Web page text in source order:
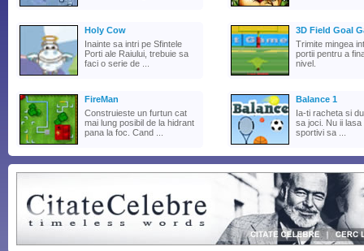
Holy Cow
Inainte sa intri pe Sfintele
Porti ale Raiului, trebuie sa
faci o serie de ...
3D Field Goal
Trimite mingea
portii pentru a
nivel.
FireMan
Construieste un furtun cat
mai lung posibil de la hidrant
pana la foc. Cand ...
Balance 1
Ia-ti racheta si
sa joci. Nu ii lasa
sportivi sa ...